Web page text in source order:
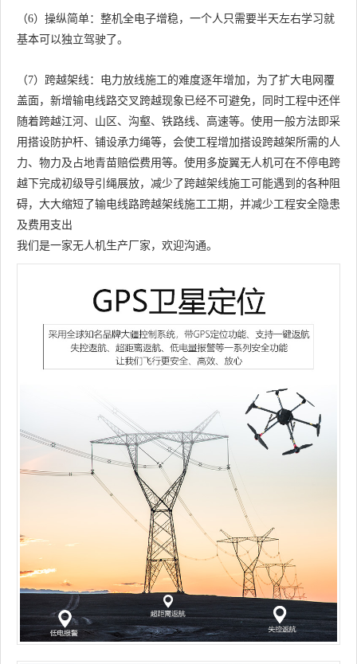
（6）操纵简单：整机全电子增稳，一个人只需要半天左右学习就
基本可以独立驾驶了。
（7）跨越架线：电力放线施工的难度逐年增加，为了扩大电网覆
盖面，新增输电线路交叉跨越现象已经不可避免，同时工程中还伴
随着跨越江河、山区、沟壑、铁路线、高速等。使用一般方法即采
用搭设防护杆、铺设承力绳等，会使工程增加搭设跨越架所需的人
力、物力及占地青苗赔偿费用等。使用多旋翼无人机可在不停电跨
越下完成初级导引绳展放，减少了跨越架线施工可能遇到的各种阻
碍，大大缩短了输电线路跨越架线施工工期，并减少工程安全隐患
及费用支出
我们是一家无人机生产厂家，欢迎沟通。